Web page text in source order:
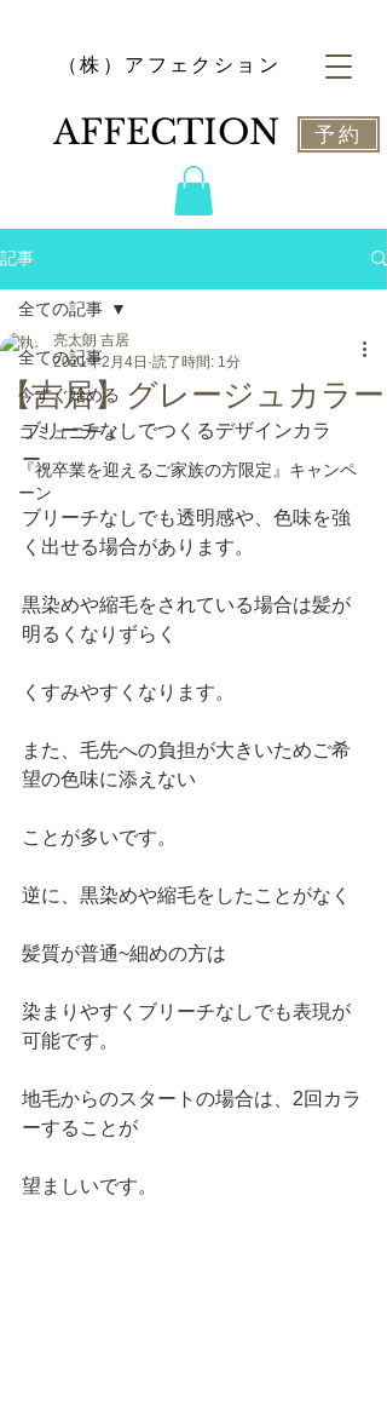
​（株）アフェクション
​AFFECTION 予約
記事
全ての記事
今すぐ始める
コミュニティ
『祝卒業を迎えるご家族の方限定』キャンペ
ーン
全ての記事
【吉居】グレージュカラー
亮太朗 吉居
2021年2月4日 読了時間: 1分
ブリーチなしでつくるデザインカラ
ー。
ブリーチなしでも透明感や、色味を強
く出せる場合があります。
黒染めや縮毛をされている場合は髪が
明るくなりずらく
くすみやすくなります。
また、毛先への負担が大きいためご希
望の色味に添えない
ことが多いです。
逆に、黒染めや縮毛をしたことがなく
髪質が普通~細めの方は
染まりやすくブリーチなしでも表現が
可能です。
地毛からのスタートの場合は、2回カラ
ーすることが
望ましいです。